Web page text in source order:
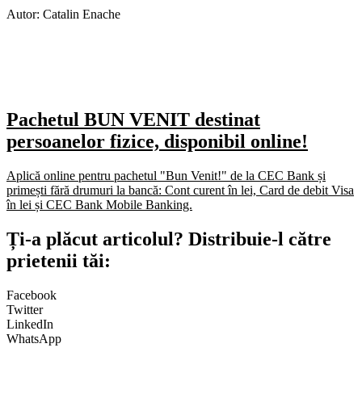
Autor: Catalin Enache
Pachetul BUN VENIT destinat
persoanelor fizice, disponibil online!
Aplică online pentru pachetul "Bun Venit!" de la CEC Bank și
primești fără drumuri la bancă: Cont curent în lei, Card de debit Visa
în lei și CEC Bank Mobile Banking.​
Ți-a plăcut articolul? Distribuie-l către
prietenii tăi:
Facebook
Twitter
LinkedIn
WhatsApp